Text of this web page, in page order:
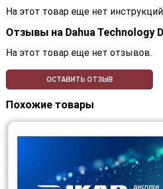
На этот товар еще нет инструкций
Отзывы на Dahua Technology
На этот товар еще нет отзывов.
ОСТАВИТЬ ОТЗЫВ
Похожие товары